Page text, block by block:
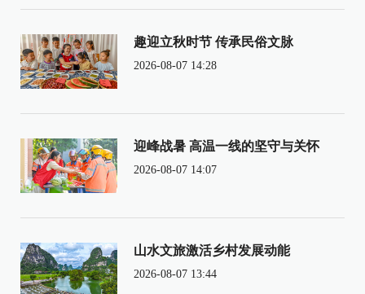
趣迎立秋时节 传承民俗文脉
2026-08-07 14:28
迎峰战暑 高温一线的坚守与关怀
2026-08-07 14:07
山水文旅激活乡村发展动能
2026-08-07 13:44